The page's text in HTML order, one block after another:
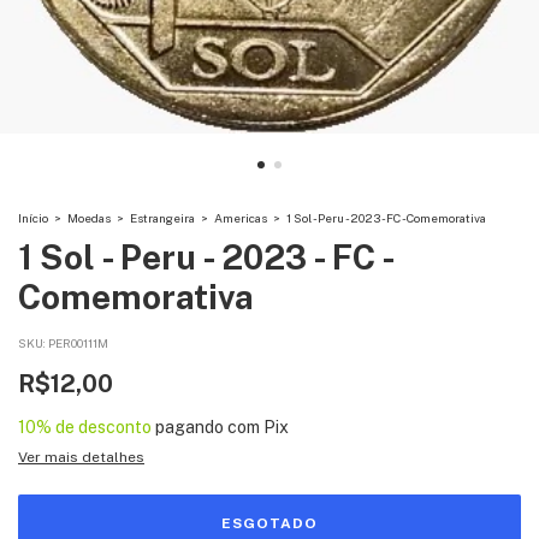
Início > Moedas > Estrangeira > Americas > 1 Sol - Peru - 2023 - FC - Comemorativa
1 Sol - Peru - 2023 - FC -
Comemorativa
SKU: PER00111M
R$12,00
10% de desconto pagando com Pix
Ver mais detalhes